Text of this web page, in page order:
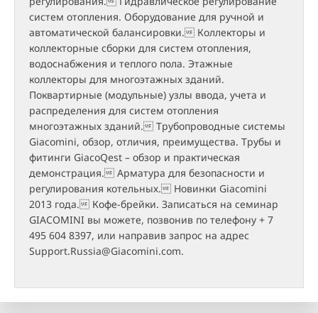
систем отопления. Оборудование для ручной и
автоматической балансировки. Коллекторы и
коллекторные сборки для систем отопления,
водоснабжения и теплого пола. Этажные
коллекторы для многоэтажных зданий.
Поквартирные (модульные) узлы ввода, учета и
распределения для систем отопления
многоэтажных зданий. Трубопроводные системы
Giacomini, обзор, отличия, преимущества. Трубы и
фитинги GiacoQest – обзор и практическая
демонстрация. Арматура для безопасности и
регулирования котельных. Новинки Giacomini
2013 года. Кофе-брейки. Записаться на семинар
GIACOMINI вы можете, позвонив по телефону + 7
495 604 8397, или направив запрос на адрес
Support.Russia@Giacomini.com.